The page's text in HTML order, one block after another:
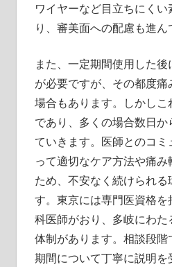
ワイヤーなど目立ちにく
り、審美面への配慮も進ん
また、一定期間使用した
が必要ですが、その都度
場合もあります。しかし
であり、多くの場合数日
ていきます。医師とのコミ
って適切なケア方法や痛
ため、不安なく続けられる
す。東京には専門医資格
科医師がおり、多岐にわた
体制があります。相談段階
期間について丁寧に説明を